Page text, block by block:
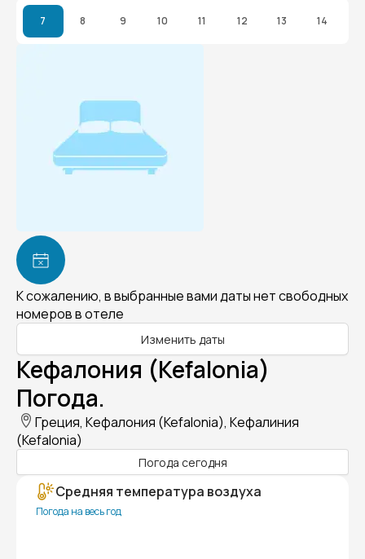
7 8 9 10 11 12 13 14
К сожалению, в выбранные вами даты нет свободных
номеров в отеле
Изменить даты
Кефалония (Kefalonia)
Погода.
Греция, Кефалония (Kefalonia), Кефалиния
(Kefalonia)
Погода сегодня
Средняя температура воздуха
Погода на весь год